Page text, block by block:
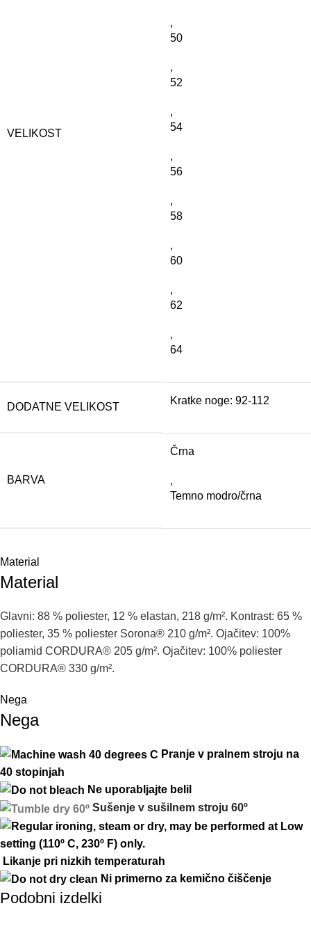
VELIKOST
,
50
,
52
,
54
,
56
,
58
,
60
,
62
,
64
DODATNE VELIKOST
Kratke noge: 92-112
BARVA
Črna
,
Temno modro/črna
Material
Material
Glavni: 88 % poliester, 12 % elastan, 218 g/m². Kontrast: 65 %
poliester, 35 % poliester Sorona® 210 g/m². Ojačitev: 100%
poliamid CORDURA® 205 g/m². Ojačitev: 100% poliester
CORDURA® 330 g/m².
Nega
Nega
Pranje v pralnem stroju na
40 stopinjah
Ne uporabljajte belil
Sušenje v sušilnem stroju 60º
Likanje pri nizkih temperaturah
Ni primerno za kemično čiščenje
Podobni izdelki